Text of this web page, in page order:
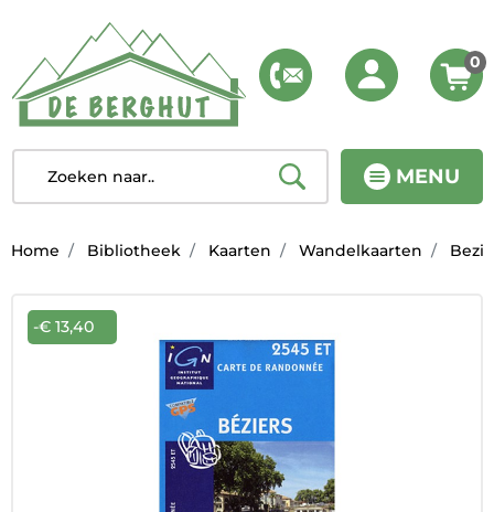
MENU
0
Home Bibliotheek Kaarten Wandelkaarten
-€ 13,40